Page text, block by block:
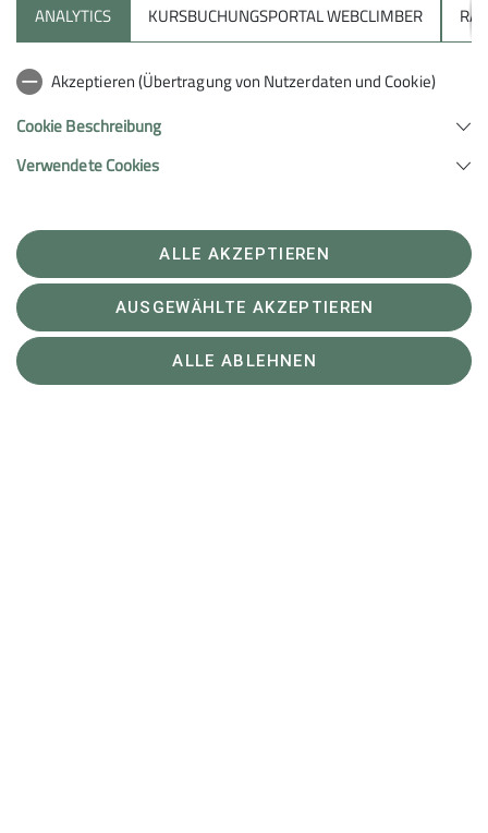
ANALYTICS KURSBUCHUNGSPORTAL WEBCLIMBER
Akzeptieren (Übertragung von Nutzerdaten und Cookie)
Cookie Beschreibung
Verwendete Cookies
ALLE AKZEPTIEREN
AUSGEWÄHLTE AKZEPTIEREN
ALLE ABLEHNEN